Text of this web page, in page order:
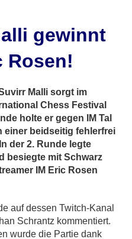
gewinnt
Rosen!
Malli sorgt im
Chess Festival
holte er gegen IM Tal
einer beidseitig fehlerfrei
der 2. Runde legte
besiegte mit Schwarz
IM Eric Rosen
auf dessen Twitch-Kanal
Schrantz kommentiert.
wurde die Partie dank